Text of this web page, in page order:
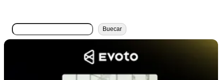
搜
索
Buecar